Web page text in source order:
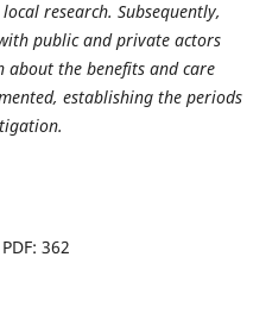
research. Subsequently,
public and private actors
the benefits and care
establishing the periods
362